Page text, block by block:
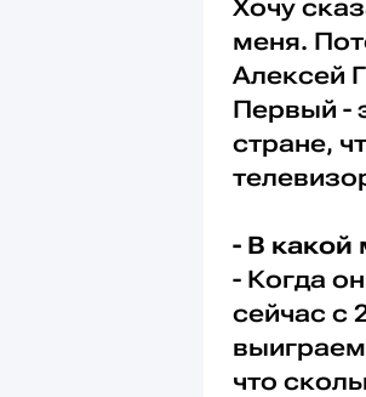
Хочу
меня.
Алексей
Первый -
стране,
- В какой
- Когда
сейчас с
что